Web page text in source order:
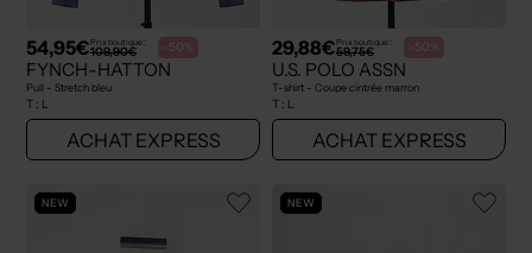
54,95€Prix boutique :
109,90€ -50%
FYNCH-HATTON
Pull - Stretch bleu
T : L
ACHAT EXPRESS
29,88€Prix boutique :
59,75€ -50%
U.S. POLO ASSN
T-shirt - Coupe cintrée marron
T : L
ACHAT EXPRESS
NEW NEW